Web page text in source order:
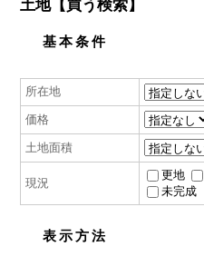
土地【買う検索】
基本条件
所在地
価格
土地面積
現況
更地
未完成
表示方法